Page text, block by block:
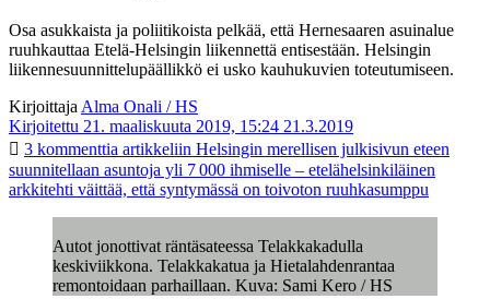
Osa asukkaista ja poliitikoista pelkää, että Hernesaaren asuinalue
ruuhkauttaa Etelä-Helsingin liikennettä entisestään. Helsingin
liikennesuunnittelupäällikkö ei usko kauhukuvien toteutumiseen.
Kirjoittaja Alma Onali / HS
Kirjoitettu 21. maaliskuuta 2019, 15:24 21.3.2019
3 kommenttia artikkeliin Helsingin merellisen julkisivun eteen
suunnitellaan asuntoja yli 7 000 ihmiselle – etelähelsinkiläinen
arkkitehti väittää, että syntymässä on toivoton ruuhkasumppu
Autot jonottivat räntäsateessa Telakkakadulla
keskiviikkona. Telakkakatua ja Hietalahdenrantaa
remontoidaan parhaillaan. Kuva: Sami Kero / HS